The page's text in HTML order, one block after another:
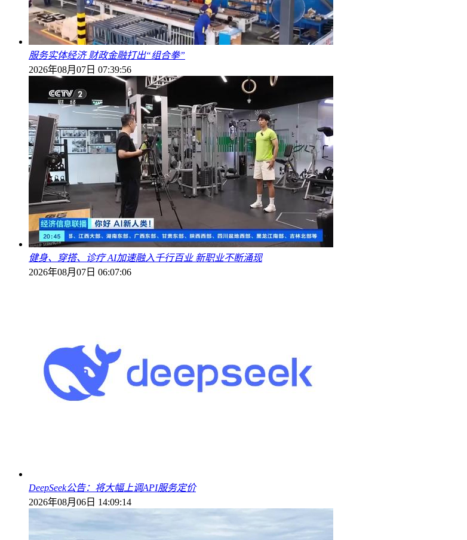
服务实体经济 财政金融打出“组合拳”
2026年08月07日 07:39:56
健身、穿搭、诊疗 AI加速融入千行百业 新职业不断涌现
2026年08月07日 06:07:06
DeepSeek公告：将大幅上调API服务定价
2026年08月06日 14:09:14